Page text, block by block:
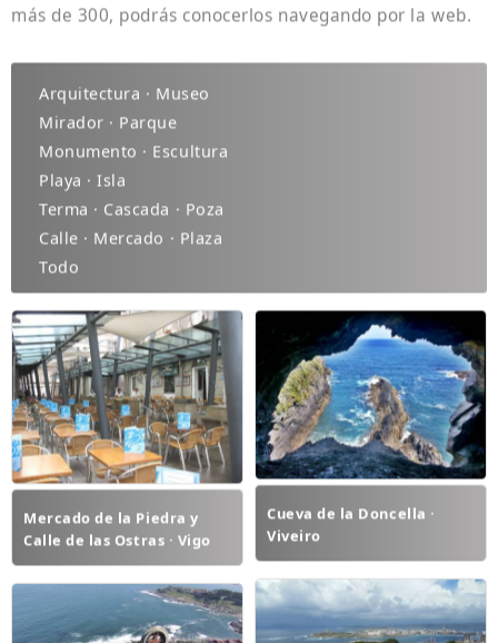
más de 300, podrás conocerlos navegando por la web.
Arquitectura · Museo
Mirador · Parque
Monumento · Escultura
Playa · Isla
Terma · Cascada · Poza
Calle · Mercado · Plaza
Todo
Mercado de la Piedra y
Calle de las Ostras · Vigo
Cueva de la Doncella ·
Viveiro